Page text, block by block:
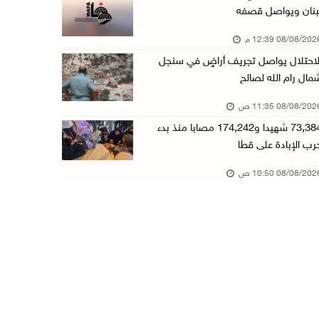
مستعمرون إرهابيون يهاجمون منزلا ويقتحمون مناط ...
قوات الاحتلال تجري تحقيقات ميدانية مع عشرات ا ...
ويواصل قصفه
08/2026 12:39 م
يواصل تجريف أراضٍ في سنجل
رام الله لصالح
08/2026 11:35 ص
73,384 شهيدا و174,242 مصابا منذ بدء
الإبادة على قطا
08/2026 10:50 ص